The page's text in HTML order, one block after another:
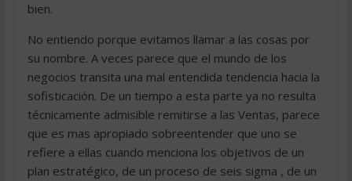
bien.
No entiendo porque evitamos llamar a las cosas por
su nombre. A veces parece que el mundo de los
negocios transita una mal entendida tendencia hacia la
sofisticación. De un tiempo a esta parte ya no resulta
técnicamente admisible remitirse a las Ventas, parece
que es mas apropiado sobreentender que uno se
refiere a ellas cuando menciona los objetivos de un
plan estratégico, de un proceso de seis sigma , de un